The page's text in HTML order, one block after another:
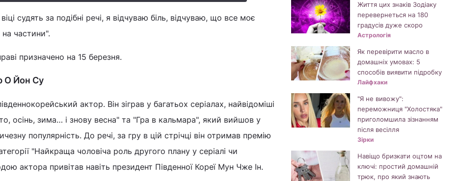
судять за подібні речі, я відчуваю біль, відчуваю, що все моє
частини".
призначено на 15 березня.
О Йон Су
актор. Він зіграв у багатьох серіалах, найвідоміші
осінь, зима… і знову весна" та "Гра в кальмара", який вийшов у
популярність. До речі, за гру в цій стрічці він отримав премію
"Найкраща чоловіча роль другого плану у серіалі чи
актора привітав навіть президент Південної Кореї Мун Чже Ін.
Життя цих знаків Зодіаку
перевернеться на 180
градусів дуже скоро
Астрологія
Як перевірити масло в
домашніх умовах: 5
способів виявити підробку
Лайфхаки
"Я не вивожу":
переможниця "Холостяка"
приголомшила зізнанням
після весілля
Зірки
Навіщо бризкати оцтом на
ключі: простий домашній
трюк, про який знають